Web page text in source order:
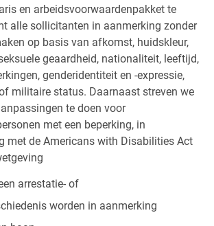
en arbeidsvoorwaardenpakket te
alle sollicitanten in aanmerking zonder
op basis van afkomst, huidskleur,
geaardheid, nationaliteit, leeftijd,
genderidentiteit en -expressie,
militaire status. Daarnaast streven we
te doen voor
met een beperking, in
met de Americans with Disabilities Act
arrestatie- of
worden in aanmerking